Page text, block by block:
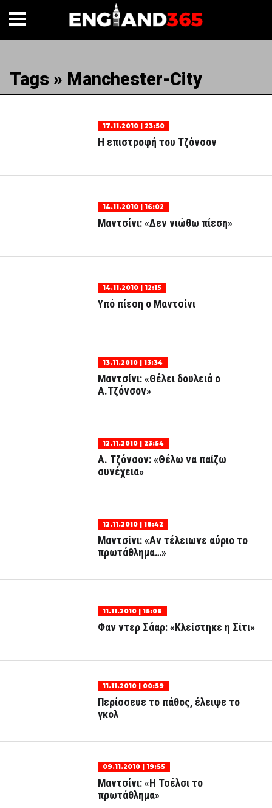
Tags » Manchester-City
17.11.2010 | 23:50
Η επιστροφή του Τζόνσον
14.11.2010 | 16:02
Μαντσίνι: «Δεν νιώθω πίεση»
14.11.2010 | 12:15
Υπό πίεση ο Μαντσίνι
13.11.2010 | 13:34
Μαντσίνι: «Θέλει δουλειά ο
Α.Τζόνσον»
12.11.2010 | 23:54
Α. Τζόνσον: «Θέλω να παίζω
συνέχεια»
12.11.2010 | 18:42
Μαντσίνι: «Αν τέλειωνε αύριο το
πρωτάθλημα…»
11.11.2010 | 15:06
Φαν ντερ Σάαρ: «Κλείστηκε η Σίτι»
11.11.2010 | 00:59
Περίσσευε το πάθος, έλειψε το
γκολ
09.11.2010 | 19:55
Μαντσίνι: «Η Τσέλσι το
πρωτάθλημα»